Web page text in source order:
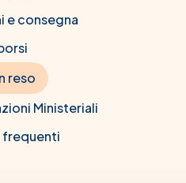
e consegna
reso
Ministeriali
frequenti